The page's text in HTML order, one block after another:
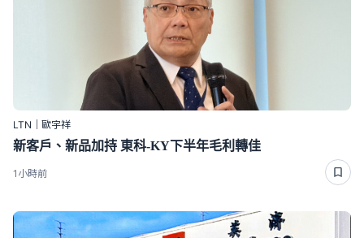
LTN｜歐宇祥
新客戶、新品加持 東科-KY下半年毛利轉佳
1小時前